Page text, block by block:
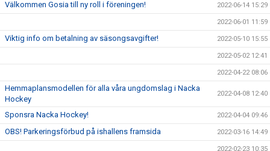
Välkommen Gosia till ny roll i föreningen! 2022-06-14 15:29
2022-06-01 11:59
Viktig info om betalning av säsongsavgifter! 2022-05-10 15:55
2022-05-02 12:41
2022-04-22 08:06
Hemmaplansmodellen för alla våra ungdomslag i Nacka
Hockey
2022-04-08 12:40
Sponsra Nacka Hockey! 2022-04-04 09:46
OBS! Parkeringsförbud på ishallens framsida 2022-03-16 14:49
2022-02-23 10:35